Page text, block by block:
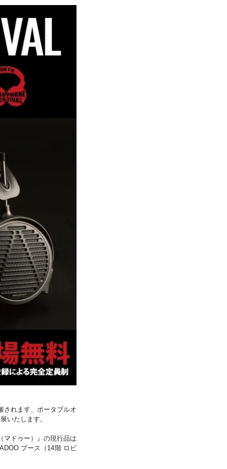
されます、ポータブルオ
いたします。
マドゥー）』の現行品は
ブース（14階 ロビ